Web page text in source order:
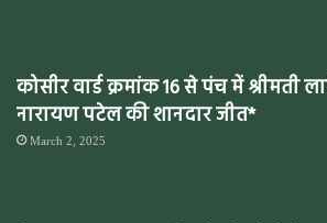
कोसीर वार्ड क्रमांक 16 से पंच में श्रीमती
नारायण पटेल की शानदार जीत*
March 2, 2025